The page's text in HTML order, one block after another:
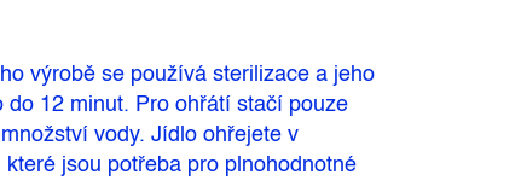
výrobě se používá sterilizace a jeho
12 minut. Pro ohřátí stačí pouze
vody. Jídlo ohřejete v
jsou potřeba pro plnohodnotné